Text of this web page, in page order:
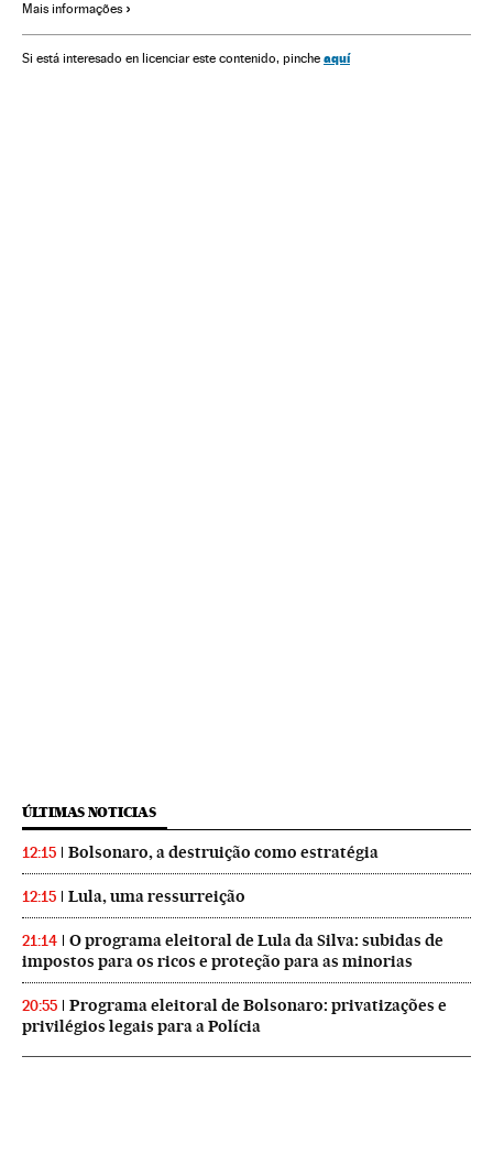
América do Norte
Mais informações
Si está interesado en licenciar este contenido, pinche aquí
ÚLTIMAS NOTICIAS
12:15 Bolsonaro, a destruição como estratégia
12:15 Lula, uma ressurreição
21:14
O programa eleitoral de Lula da Silva: subidas de
impostos para os ricos e proteção para as minorias
20:55
Programa eleitoral de Bolsonaro: privatizações e
privilégios legais para a Polícia